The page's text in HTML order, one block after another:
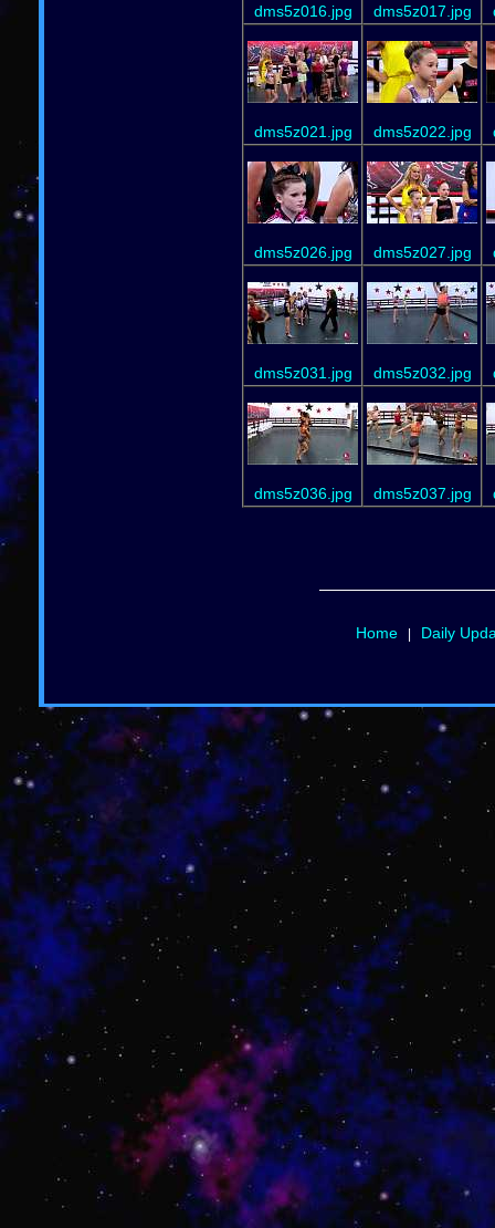
dms5z016.jpg dms5z017.jpg
dms5z021.jpg dms5z022.jpg
dms5z026.jpg dms5z027.jpg
dms5z031.jpg dms5z032.jpg
dms5z036.jpg dms5z037.jpg
Home| Daily